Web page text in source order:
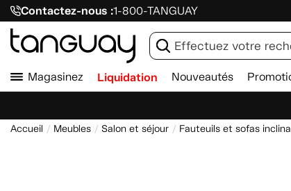
Contactez-nous :1-800-TANGUAY
Magasinez Liquidation Nouveautés
Accueil Meubles Salon et séjour Fauteuils et sofas